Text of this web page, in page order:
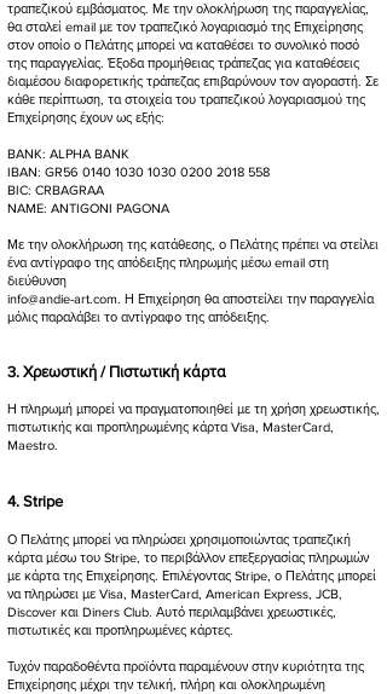
τραπεζικού εμβάσματος. Με την ολοκλήρωση της παραγγελίας,
θα σταλεί email με τον τραπεζικό λογαριασμό της Επιχείρησης
στον οποίο ο Πελάτης μπορεί να καταθέσει το συνολικό ποσό
της παραγγελίας. Έξοδα προμήθειας τράπεζας για καταθέσεις
διαμέσου διαφορετικής τράπεζας επιβαρύνουν τον αγοραστή. Σε
κάθε περίπτωση, τα στοιχεία του τραπεζικού λογαριασμού της
Επιχείρησης έχουν ως εξής:
BANK: ALPHA BANK
IBAN: GR56 0140 1030 1030 0200 2018 558
BIC: CRBAGRAA
NAME: ANTIGONI PAGONA
Με την ολοκλήρωση της κατάθεσης, ο Πελάτης πρέπει να στείλει
ένα αντίγραφο της απόδειξης πληρωμής μέσω email στη
διεύθυνση
info@andie-art.com . Η Επιχείρηση θα αποστείλει την παραγγελία
μόλις παραλάβει το αντίγραφο της απόδειξης.
3. Χρεωστική / Πιστωτική κάρτα
Η πληρωμή μπορεί να πραγματοποιηθεί με τη χρήση χρεωστικής,
πιστωτικής και προπληρωμένης κάρτα Visa, MasterCard,
Maestro.​
4. Stripe​
Ο Πελάτης μπορεί να πληρώσει χρησιμοποιώντας τραπεζική
κάρτα μέσω του Stripe, το περιβάλλον επεξεργασίας πληρωμών
με κάρτα της Επιχείρησης. Επιλέγοντας Stripe, ο Πελάτης μπορεί
να πληρώσει με Visa, MasterCard, American Express, JCB,
Discover και Diners Club. Αυτό περιλαμβάνει χρεωστικές,
πιστωτικές και προπληρωμένες κάρτες.
Τυχόν παραδοθέντα προϊόντα παραμένουν στην κυριότητα της
Επιχείρησης μέχρι την τελική, πλήρη και ολοκληρωμένη